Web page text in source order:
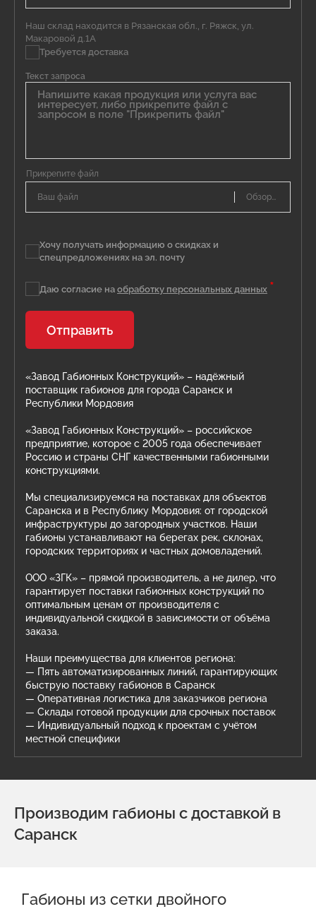
«Завод Габионных Конструкций» – надёжный
поставщик габионов для города Саранск и
Республики Мордовия
«Завод Габионных Конструкций» – российское
предприятие, которое с 2005 года обеспечивает
Россию и страны СНГ качественными габионными
конструкциями.
Мы специализируемся на поставках для объектов
Саранска и в Республику Мордовия: от городской
инфраструктуры до загородных участков. Наши
габионы устанавливают на берегах рек, склонах,
городских территориях и частных домовладений.
ООО «ЗГК» – прямой производитель, а не дилер, что
гарантирует поставки габионных конструкций по
оптимальным ценам от производителя с
индивидуальной скидкой в зависимости от объёма
заказа.
Наши преимущества для клиентов региона:
— Пять автоматизированных линий, гарантирующих
быструю поставку габионов в Саранск
— Оперативная логистика для заказчиков региона
— Склады готовой продукции для срочных поставок
— Индивидуальный подход к проектам с учётом
местной специфики
Наш склад находится в Рязанская обл., г. Ряжск, ул.
Макаровой д.1А
Требуется доставка
Текст запроса
Ваш файл
Хочу получать информацию о скидках и
спецпредложениях на эл. почту
Даю согласие на обработку персональных данных *
Отправить
Производим габионы с доставкой в
Саранск
Габионы из сетки двойного